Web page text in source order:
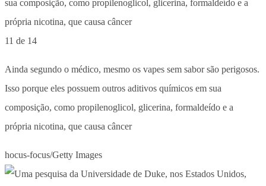
11 de 14
Ainda segundo o médico, mesmo os vapes sem sabor são perigosos.
Isso porque eles possuem outros aditivos químicos em sua
composição, como propilenoglicol, glicerina, formaldeído e a
própria nicotina, que causa câncer
hocus-focus/Getty Images